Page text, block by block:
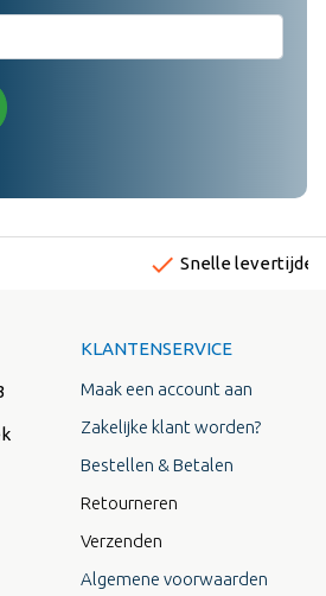
KLANTENSERVICE
Maak een account aan
Zakelijke klant worden?
Bestellen & Betalen
Retourneren
Verzenden
Algemene voorwaarden